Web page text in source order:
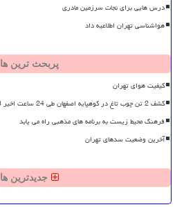
درس هایی برای نجات سرزمین مادری
هواشناسی تهران اطلاعیه داد
پربحث ترین ها
کیفیت هوای تهران
کشف 2 تن چوب تاغ در کوهپایه اصفهان طی 24 ساعت اخیر 8 نفر دستگیر شدند
فرهنگ محیط زیست به برنامه های مذهبی راه می یابد
آخرین وضعیت سدهای تهران
جدیدترین ها